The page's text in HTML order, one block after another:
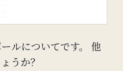
ルについてです。 他
うか？